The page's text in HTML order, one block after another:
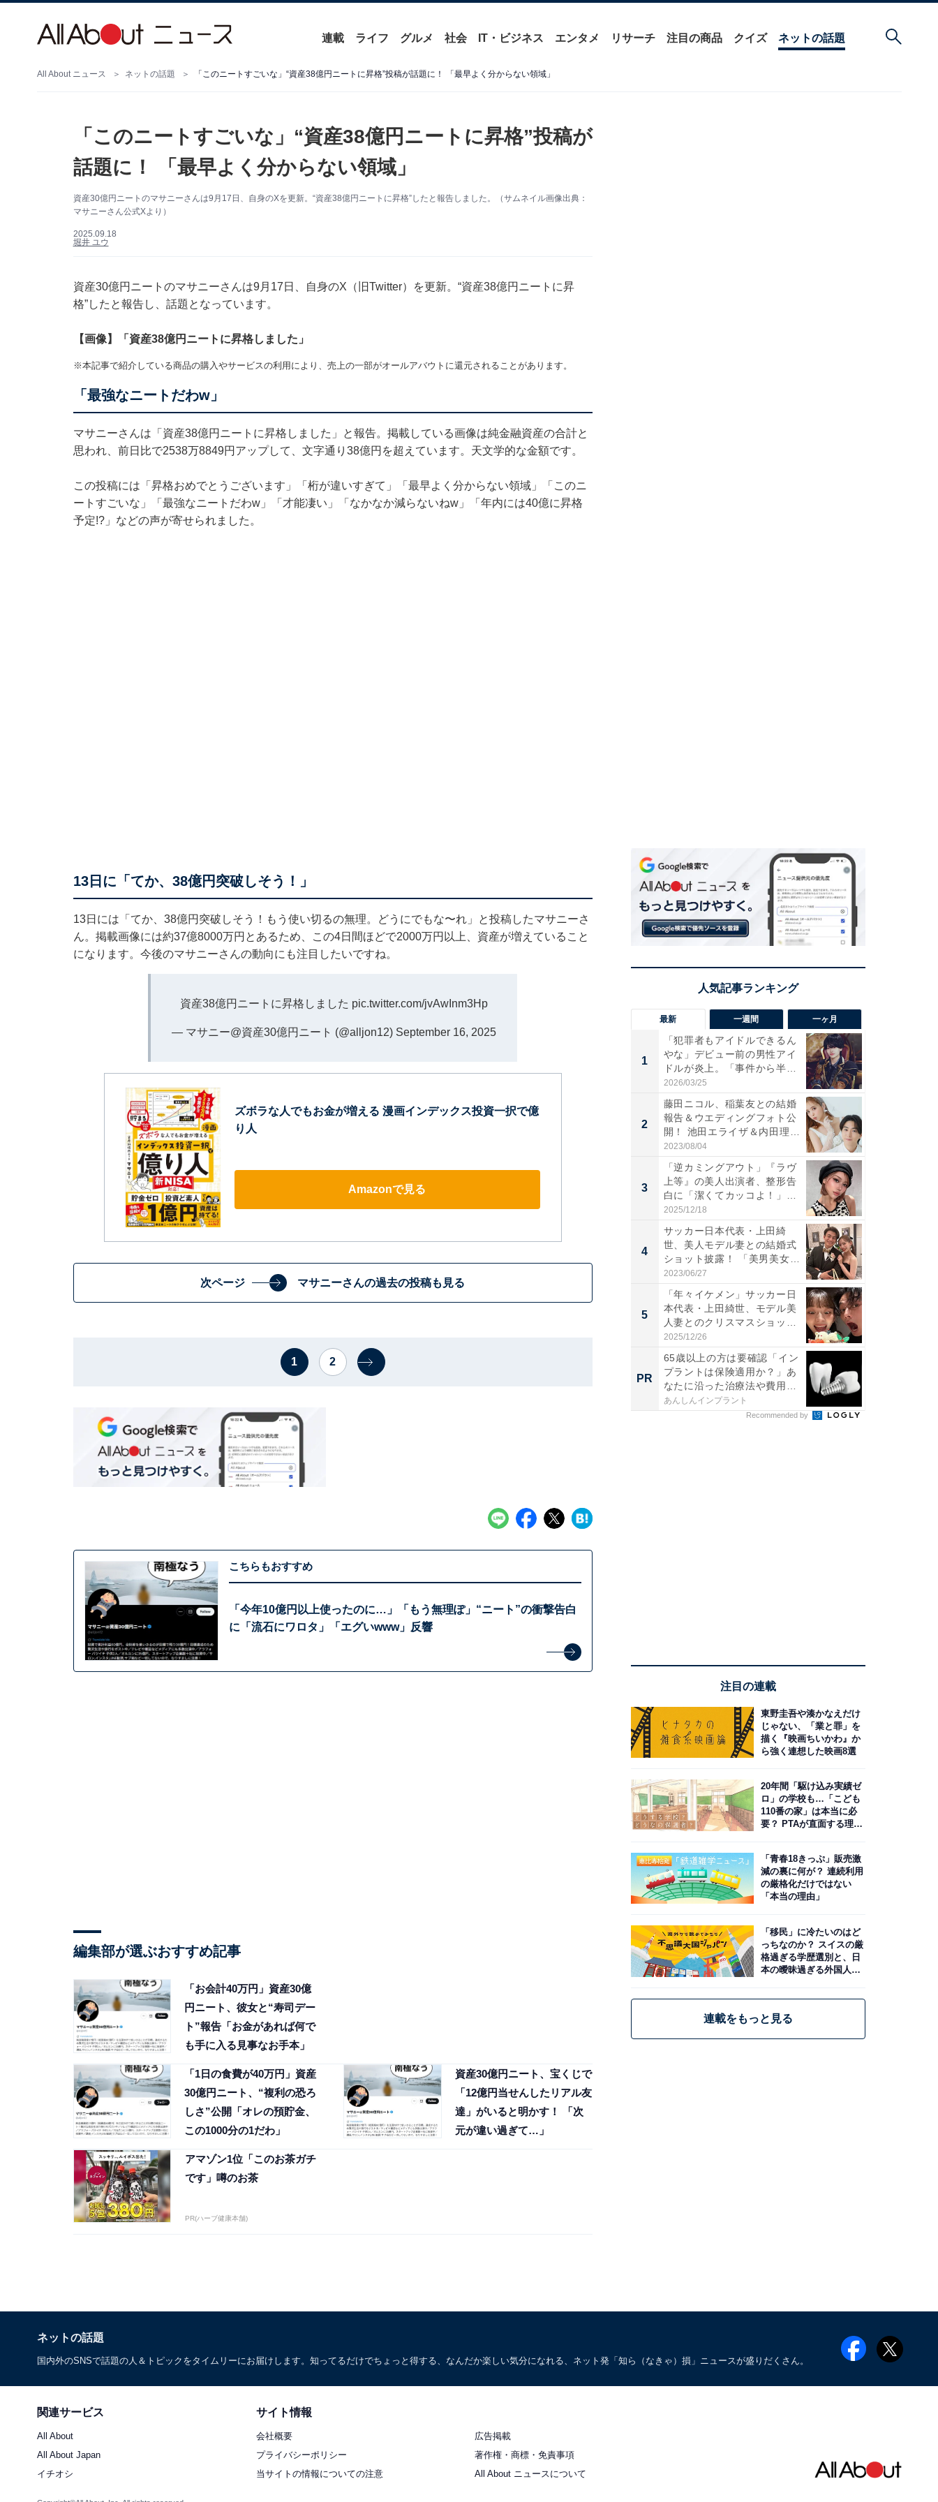
連載 ライフ グルメ 社会 IT・ビジネス エンタメ リサーチ 注目の商品 クイズ ネットの話題
All About ニュース ネットの話題 「このニートすごいな」“資産38億円ニートに昇格”投稿が話題に！ 「最早よく分からない領域」
「このニートすごいな」“資産38億円ニートに昇格”投稿が
話題に！ 「最早よく分からない領域」
資産30億円ニートのマサニーさんは9月17日、自身のXを更新。“資産38億円ニートに昇格”したと報告しました。（サムネイル画像出典：
マサニーさん公式Xより）
2025.09.18
堀井 ユウ
資産30億円ニートのマサニーさんは9月17日、自身のX（旧Twitter）を更新。“資産38億円ニートに昇
格”したと報告し、話題となっています。
【画像】「資産38億円ニートに昇格しました」
※本記事で紹介している商品の購入やサービスの利用により、売上の一部がオールアバウトに還元されることがあります。
「最強なニートだわw」
マサニーさんは「資産38億円ニートに昇格しました」と報告。掲載している画像は純金融資産の合計と
思われ、前日比で2538万8849円アップして、文字通り38億円を超えています。天文学的な金額です。
この投稿には「昇格おめでとうございます」「桁が違いすぎて」「最早よく分からない領域」「このニ
ートすごいな」「最強なニートだわw」「才能凄い」「なかなか減らないねw」「年内には40億に昇格
予定!?」などの声が寄せられました。
13日に「てか、38億円突破しそう！」
13日には「てか、38億円突破しそう！もう使い切るの無理。どうにでもな〜れ」と投稿したマサニーさ
ん。掲載画像には約37億8000万円とあるため、この4日間ほどで2000万円以上、資産が増えていること
になります。今後のマサニーさんの動向にも注目したいですね。
資産38億円ニートに昇格しました pic.twitter.com/jvAwInm3Hp
— マサニー@資産30億円ニート (@alljon12) September 16, 2025
ズボラな人でもお金が増える 漫画インデックス投資一択で億
り人
Amazonで見る
次ページ マサニーさんの過去の投稿も見る
1 2
こちらもおすすめ
「今年10億円以上使ったのに…」「もう無理ぽ」“ニート”の衝撃告白
に「流石にワロタ」「エグいwww」反響
編集部が選ぶおすすめ記事
「お会計40万円」資産30億
円ニート、彼女と“寿司デー
ト”報告「お金があれば何で
も手に入る見事なお手本」
「1日の食費が40万円」資産
30億円ニート、“複利の恐ろ
しさ”公開「オレの預貯金、
この1000分の1だわ」
資産30億円ニート、宝くじで
「12億円当せんしたリアル友
達」がいると明かす！ 「次
元が違い過ぎて…」
アマゾン1位「このお茶ガチ
です」噂のお茶
PR(ハーブ健康本舗)
最新 一週間 一ヶ月
1
「犯罪者もアイドルできるん
やな」デビュー前の男性アイ
ドルが炎上。「事件から半年
も...
2026/03/25
2
藤田ニコル、稲葉友との結婚
報告＆ウエディングフォト公
開！ 池田エライザ＆内田理
央...
2023/08/04
3
「逆カミングアウト」『ラヴ
上等』の美人出演者、整形告
白に「潔くてカッコよ！」
「好...
2025/12/18
4
サッカー日本代表・上田綺
世、美人モデル妻との結婚式
ショット披露！ 「美男美女」
「...
2023/06/27
5
「年々イケメン」サッカー日
本代表・上田綺世、モデル美
人妻とのクリスマスショット
に...
2025/12/26
PR
65歳以上の方は要確認「イン
プラントは保険適用か？」あ
なたに沿った治療法や費用
を...
あんしんインプラント
Recommended by
注目の連載
東野圭吾や湊かなえだけ
じゃない、「業と罪」を
描く『映画ちいかわ』か
ら強く連想した映画8選
20年間「駆け込み実績ゼ
ロ」の学校も…「こども
110番の家」は本当に必
要？ PTAが直面する理想
「青春18きっぷ」販売激
減の裏に何が？ 連続利用
の厳格化だけではない
「本当の理由」
「移民」に冷たいのはど
っちなのか？ スイスの厳
格過ぎる学歴選別と、日
本の曖昧過ぎる外国人政
連載をもっと見る
ネットの話題
国内外のSNSで話題の人＆トピックをタイムリーにお届けします。知ってるだけでちょっと得する、なんだか楽しい気分になれる、ネット発「知ら（なきゃ）損」ニュースが盛りだくさん。
関連サービス
All About
All About Japan
イチオシ
サイト情報
会社概要
広告掲載
プライバシーポリシー
著作権・商標・免責事項
当サイトの情報についての注意
All About ニュースについて